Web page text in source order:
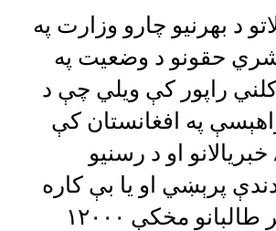
د بهرنیو چارو وزارت په
حقونو د وضعیت په
راپور کې ویلي چې د
راهېسې په افغانستان کې
تقریبا ۸۰۰۰ خبریالانو او د رسنیو
پرېښي او یا بې کاره
شوي دي. تر طالبانو مخکې ۱۲۰۰۰